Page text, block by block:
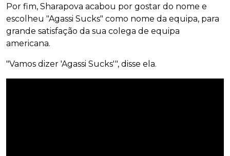
Por fim, Sharapova acabou por gostar do nome e
escolheu "Agassi Sucks" como nome da equipa, para
grande satisfação da sua colega de equipa
americana.
"Vamos dizer 'Agassi Sucks'", disse ela.